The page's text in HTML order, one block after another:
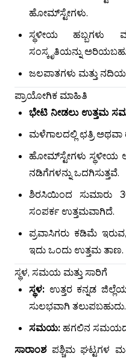
ಹೋಮ್‌ಸ್ಟೇಗಳು.
ಸ್ಥಳೀಯ ಹಬ್ಬಗಳು
ಸಂಸ್ಕೃತಿಯನ್ನು
ಜಲಪಾತಗಳು ಮತ್ತು ನದಿಯ
ಪ್ರಾಯೋಗಿಕ ಮಾಹಿತಿ
ಭೇಟಿ ನೀಡಲು ಉತ್ತಮ
ಮಳೆಗಾಲದಲ್ಲಿ ಛತ್ರಿ
ಹೋಮ್‌ಸ್ಟೇಗಳು ಸ್ಥಳೀಯ
ನಡಿಗೆಗಳನ್ನು ಒದಗಿಸುತ್ತವೆ.
ಶಿರಸಿಯಿಂದ ಸುಮಾರು
ಸಂಪರ್ಕ ಉತ್ತಮವಾಗಿದೆ.
ಪ್ರವಾಸಿಗರು ಕಡಿಮೆ
ಇದು ಒಂದು ಉತ್ತಮ ತಾಣ.
ಸ್ಥಳ, ಸಮಯ ಮತ್ತು ಸಾರಿಗೆ
ಸ್ಥಳ: ಉತ್ತರ ಕನ್ನಡ
ಸುಲಭವಾಗಿ ತಲುಪಬಹುದು.
ಸಮಯ: ಹಗಲಿನ
ಸಾರಾಂಶಪಶ್ಚಿಮ ಘಟ್ಟಗಳ